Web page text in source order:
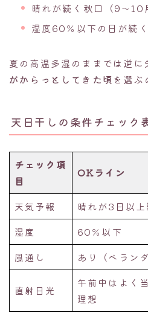
晴れが続く秋口（9〜10
湿度60％以下の日が続
夏の高温多湿のままでは逆に
がからっとしてきた頃 を選ぶ
天日干しの条件チェック
チェック項
目
OKライン
天気予報
晴れが3日以上
湿度
60％以下
風通し
あり（ベラン
直射日光
午前中はよく
理想